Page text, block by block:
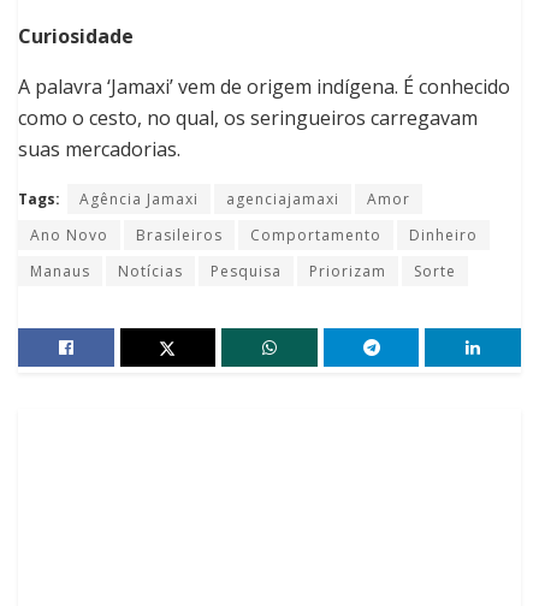
Curiosidade
A palavra ‘Jamaxi’ vem de origem indígena. É conhecido
como o cesto, no qual, os seringueiros carregavam
suas mercadorias.
Tags: Agência Jamaxi agenciajamaxi
Amor
Ano Novo
Brasileiros Comportamento
Dinheiro
Manaus
Notícias Pesquisa Priorizam Sorte